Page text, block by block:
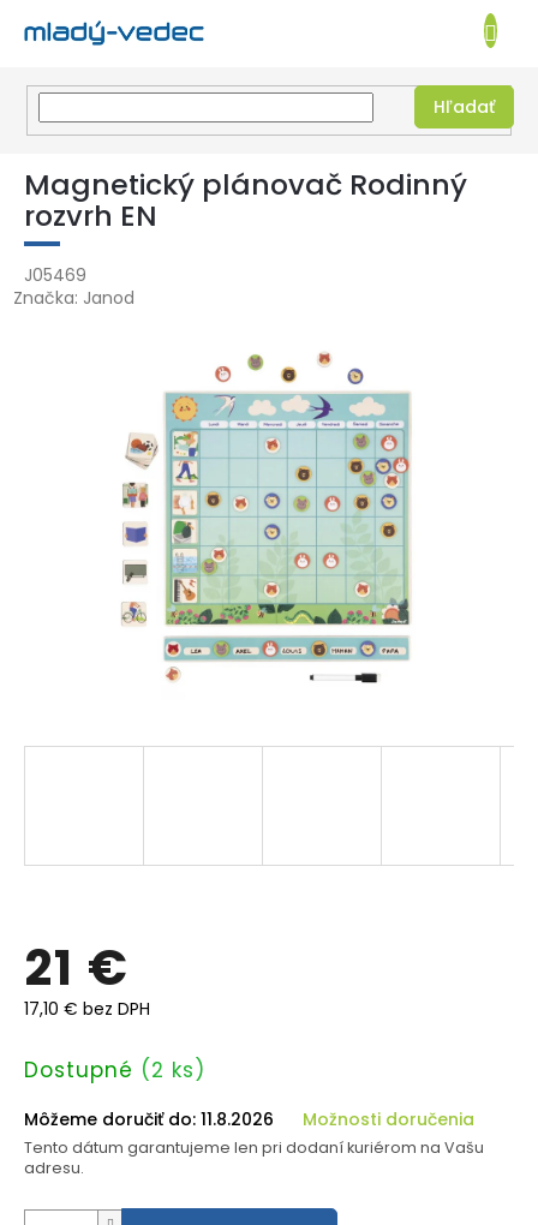
Prejsť
obsah
EUR
Hľadať
KOŠÍK
Magnetický plánovač Rodinný
rozvrh EN
J05469
Značka: Janod
21 €
17,10 € bez DPH
Jednotková
Dostupné (2 ks)
Môžeme doručiť do: 11.8.2026 Možnosti doručenia
Tento dátum garantujeme len pri dodaní kuriérom na Vašu
adresu.